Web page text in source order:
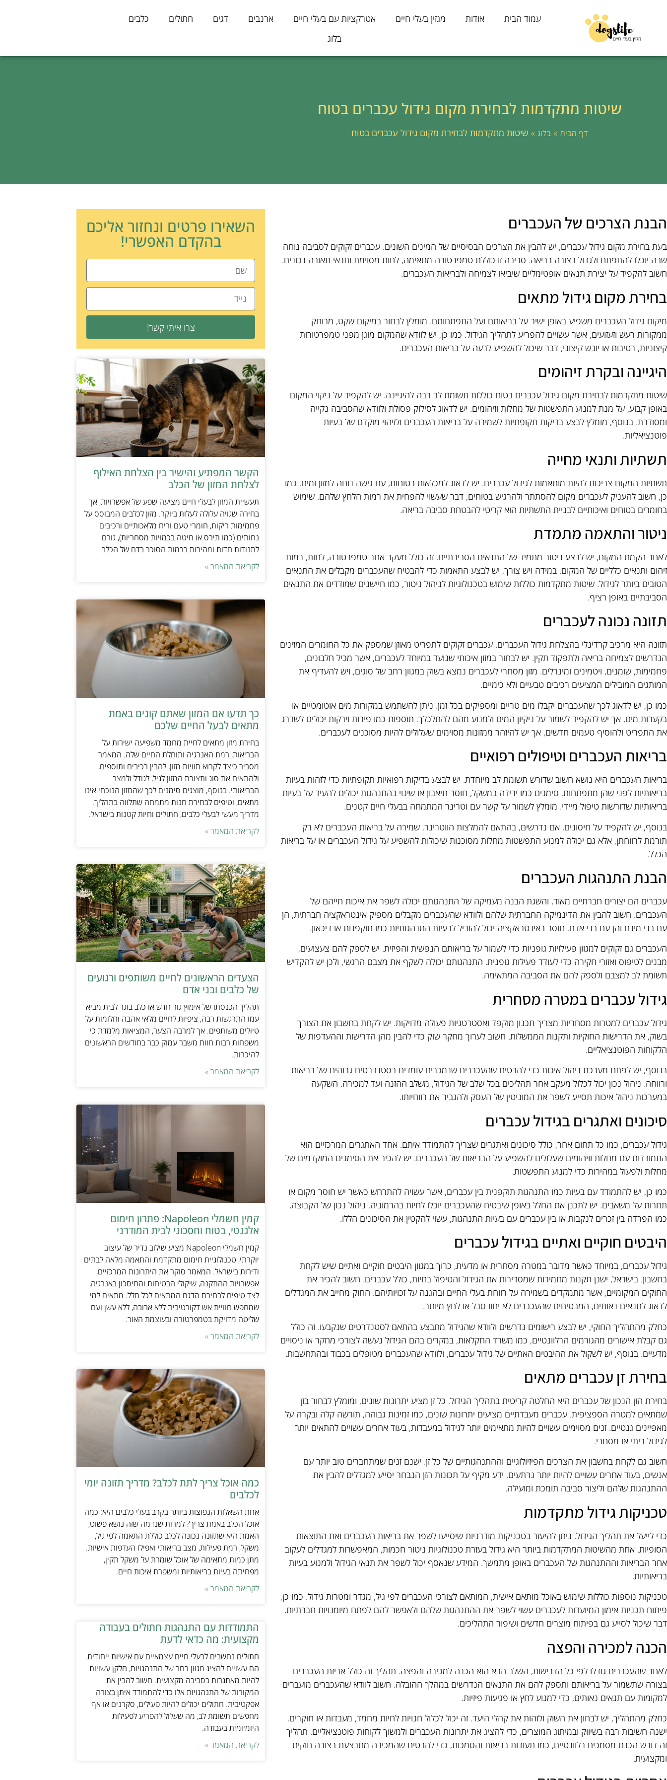
עמוד הבית אודות מגזין בעלי חיים אטרקציות עם בעלי חיים ארנבים דגים חתולים
כלבים
בלוג
שיטות מתקדמות לבחירת מקום גידול עכברים בטוח
דף הבית »בלוג » שיטות מתקדמות לבחירת מקום גידול עכברים בטוח
הבנת הצרכים של העכברים
בעת בחירת מקום גידול עכברים, יש להבין את הצרכים הבסיסיים של המינים השונים. עכברים זקוקים לסביבה נוחה
שבה יוכלו להתפתח ולגדול בצורה בריאה. סביבה זו כוללת טמפרטורה מתאימה, לחות מסוימת ותנאי תאורה נכונים.
חשוב להקפיד על יצירת תנאים אופטימליים שיביאו לצמיחה ולבריאות העכברים.
בחירת מקום גידול מתאים
מיקום גידול העכברים משפיע באופן ישיר על בריאותם ועל התפתחותם. מומלץ לבחור במיקום שקט, מרוחק
ממקורות רעש וזעזועים, אשר עשויים להפריע לתהליך הגידול. כמו כן, יש לוודא שהמקום מוגן מפני טמפרטורות
קיצוניות, רטיבות או יובש קיצוני, דבר שיכול להשפיע לרעה על בריאות העכברים.
היגיינה ובקרת זיהומים
שיטות מתקדמות לבחירת מקום גידול עכברים בטוח כוללות תשומת לב רבה להיגיינה. יש להקפיד על ניקוי המקום
באופן קבוע, על מנת למנוע התפשטות של מחלות וזיהומים. יש לדאוג לסילוק פסולת ולוודא שהסביבה נקייה
ומסודרת. בנוסף, מומלץ לבצע בדיקות תקופתיות לשמירה על בריאות העכברים ולזיהוי מוקדם של בעיות
פוטנציאליות.
תשתיות ותנאי מחייה
תשתיות המקום צריכות להיות מותאמות לגידול עכברים. יש לדאוג למכלאות בטוחות, עם גישה נוחה למזון ומים. כמו
כן, חשוב להעניק לעכברים מקום להסתתר ולהרגיש בטוחים, דבר שעשוי להפחית את רמות הלחץ שלהם. שימוש
בחומרים בטוחים ואיכותיים לבניית התשתיות הוא קריטי להבטחת סביבה בריאה.
ניטור והתאמה מתמדת
לאחר הקמת המקום, יש לבצע ניטור מתמיד של התנאים הסביבתיים. זה כולל מעקב אחר טמפרטורה, לחות, רמות
זיהום ותנאים כלליים של המקום. במידה ויש צורך, יש לבצע התאמות כדי להבטיח שהעכברים מקבלים את התנאים
הטובים ביותר לגידול. שיטות מתקדמות כוללות שימוש בטכנולוגיות לניהול ניטור, כמו חיישנים שמודדים את התנאים
הסביבתיים באופן רציף.
תזונה נכונה לעכברים
תזונה היא מרכיב קרדינלי בהצלחת גידול העכברים. עכברים זקוקים לתפריט מאוזן שמספק את כל החומרים המזינים
הנדרשים לצמיחה בריאה ולתפקוד תקין. יש לבחור במזון איכותי שנועד במיוחד לעכברים, אשר מכיל חלבונים,
פחמימות, שומנים, ויטמינים ומינרלים. מזון מסחרי לעכברים נמצא בשוק במגוון רחב של סוגים, ויש להעדיף את
המותגים המובילים המציעים רכיבים טבעיים ולא כימיים.
כמו כן, יש לדאוג לכך שהעכברים יקבלו מים טריים ומספיקים בכל זמן. ניתן להשתמש במקורות מים אוטומטיים או
בקערות מים, אך יש להקפיד לשמור על ניקיון המים ולמנוע מהם להתלכלך. תוספות כמו פירות וירקות יכולים לשדרג
את התפריט ולהוסיף טעמים חדשים, אך יש להיזהר ממזונות מסוימים שעלולים להיות מסוכנים לעכברים.
בריאות העכברים וטיפולים רפואיים
בריאות העכברים היא נושא חשוב שדורש תשומת לב מיוחדת. יש לבצע בדיקות רפואיות תקופתיות כדי לזהות בעיות
בריאותיות לפני שהן מתפתחות. סימנים כמו ירידה במשקל, חוסר תיאבון או שינוי בהתנהגות יכולים להעיד על בעיות
בריאותיות שדורשות טיפול מיידי. מומלץ לשמור על קשר עם וטרינר המתמחה בבעלי חיים קטנים.
בנוסף, יש להקפיד על חיסונים, אם נדרשים, בהתאם להמלצות הווטרינר. שמירה על בריאות העכברים לא רק
תורמת לרווחתן, אלא גם יכולה למנוע התפשטות מחלות מסוכנות שיכולות להשפיע על גידול העכברים או על בריאות
הכלל.
הבנת התנהגות העכברים
עכברים הם יצורים חברתיים מאוד, והשגת הבנה מעמיקה של התנהגותם יכולה לשפר את איכות חייהם של
העכברים. חשוב להבין את הדינמיקה החברתית שלהם ולוודא שהעכברים מקבלים מספיק אינטראקציה חברתית, הן
עם בני מינם והן עם בני אדם. חוסר באינטראקציה יכול להוביל לבעיות התנהגותיות כמו תוקפנות או דיכאון.
העכברים גם זקוקים למגוון פעילויות גופניות כדי לשמור על בריאותם הנפשית והפיזית. יש לספק להם צעצועים,
מבנים לטיפוס ואזורי חקירה כדי לעודד פעילות גופנית. התנהגותם יכולה לשקף את מצבם הרגשי, ולכן יש להקדיש
תשומת לב למצבם ולספק להם את הסביבה המתאימה.
גידול עכברים במטרה מסחרית
גידול עכברים למטרות מסחריות מצריך תכנון מוקפד ואסטרטגיות פעולה מדויקות. יש לקחת בחשבון את הצורך
בשוק, את הדרישות החוקיות ותקנות הממשלות. חשוב לערוך מחקר שוק כדי להבין מהן הדרישות וההעדפות של
הלקוחות הפוטנציאליים.
בנוסף, יש לפתח מערכת ניהול איכות כדי להבטיח שהעכברים שנמכרים עומדים בסטנדרטים גבוהים של בריאות
ורווחה. ניהול נכון יכול לכלול מעקב אחר תהליכים בכל שלב של הגידול, משלב ההזנה ועד למכירה. השקעה
במערכות ניהול איכות תסייע לשפר את המוניטין של העסק ולהגביר את רווחיותו.
סיכונים ואתגרים בגידול עכברים
גידול עכברים, כמו כל תחום אחר, כולל סיכונים ואתגרים שצריך להתמודד איתם. אחד האתגרים המרכזיים הוא
התמודדות עם מחלות וזיהומים שעלולים להשפיע על הבריאות של העכברים. יש להכיר את הסימנים המוקדמים של
מחלות ולפעול במהירות כדי למנוע התפשטות.
כמו כן, יש להתמודד עם בעיות כמו התנהגות תוקפנית בין עכברים, אשר עשויה להתרחש כאשר יש חוסר מקום או
תחרות על משאבים. יש לתכנן את החלל באופן שיבטיח שהעכברים יוכלו לחיות בהרמוניה. ניהול נכון של הקבוצה,
כמו הפרדה בין זכרים לנקבות או בין עכברים עם בעיות התנהגות, עשוי להקטין את הסיכונים הללו.
היבטים חוקיים ואתיים בגידול עכברים
גידול עכברים, במיוחד כאשר מדובר במטרה מסחרית או מדעית, כרוך במגוון היבטים חוקיים ואתיים שיש לקחת
בחשבון. בישראל, ישנן תקנות מחמירות שמסדירות את הגידול והטיפול בחיות, כולל עכברים. חשוב להכיר את
החוקים המקומיים, אשר מתמקדים בשמירה על רווחת בעלי החיים ובהגנה על זכויותיהם. החוק מחייב את המגדלים
לדאוג לתנאים נאותים, המבטיחים שהעכברים לא יחוו סבל או לחץ מיותר.
כחלק מהתהליך החוקי, יש לבצע רישומים נדרשים ולוודא שהגידול מתבצע בהתאם לסטנדרטים שנקבעו. זה כולל
גם קבלת אישורים מהגורמים הרלוונטיים, כמו משרד החקלאות, במקרים בהם הגידול נעשה לצורכי מחקר או ניסויים
מדעיים. בנוסף, יש לשקול את ההיבטים האתיים של גידול עכברים, ולוודא שהעכברים מטופלים בכבוד ובהתחשבות.
בחירת זן עכברים מתאים
בחירת הזן הנכון של עכברים היא החלטה קריטית בתהליך הגידול. כל זן מציע יתרונות שונים, ומומלץ לבחור בזן
שמתאים למטרה הספציפית. עכברים מעבדתיים מציעים יתרונות שונים, כמו זמינות גבוהה, תורשה קלה ובקרה על
מאפיינים גנטיים. זנים מסוימים עשויים להיות מתאימים יותר לגידול במעבדות, בעוד אחרים עשויים להתאים יותר
לגידול ביתי או מסחרי.
חשוב גם לקחת בחשבון את הצרכים הפיזיולוגיים וההתנהגותיים של כל זן. ישנם זנים שמתחברים טוב יותר עם
אנשים, בעוד אחרים עשויים להיות יותר נרתעים. ידע מקיף על תכונות הזן הנבחר יסייע למגדלים להבין את
ההתנהגות שלהם וליצור סביבה תומכת ומועילה.
טכניקות גידול מתקדמות
כדי לייעל את תהליך הגידול, ניתן להיעזר בטכניקות מודרניות שיסייעו לשפר את בריאות העכברים ואת התוצאות
הסופיות. אחת מהשיטות המתקדמות ביותר היא גידול בעזרת טכנולוגיות ניטור חכמות, המאפשרות למגדלים לעקוב
אחר הבריאות וההתנהגות של העכברים באופן מתמשך. המידע שנאסף יכול לשפר את תנאי הגידול ולמנוע בעיות
בריאותיות.
טכניקות נוספות כוללות שימוש באוכל מותאם אישית, המותאם לצורכי העכברים לפי גיל, מגדר ומטרות גידול. כמו כן,
פיתוח תכניות אימון המיועדות לעכברים עשוי לשפר את ההתנהגות שלהם ולאפשר להם לפתח מיומנויות חברתיות,
דבר שיכול לסייע גם בפיתוח מוצרים חדשים ושיפור התהליכים.
הכנה למכירה והפצה
לאחר שהעכברים גודלו לפי כל הדרישות, השלב הבא הוא הכנה למכירה והפצה. תהליך זה כולל אריזת העכברים
בצורה שתשמור על בריאותם ותספק להם את התנאים הנדרשים במהלך ההובלה. חשוב לוודא שהעכברים מועברים
למקומות עם תנאים נאותים, כדי למנוע לחץ או פגיעות פיזיות.
כחלק מהתהליך, יש לבחון את השוק ולזהות את קהלי היעד. זה יכול לכלול חנויות לחיות מחמד, מעבדות או חוקרים.
ישנה חשיבות רבה בשיווק ובמיתוג המוצרים, כדי להציג את יתרונות העכברים ולמשוך לקוחות פוטנציאליים. תהליך
זה דורש הכנת מסמכים רלוונטיים, כמו תעודות בריאות והסמכות, כדי להבטיח שהמכירה מתבצעת בצורה חוקית
ומקצועית.
השאירו פרטים ונחזור אליכם
בהקדם האפשרי!
צרו איתי קשר!
הקשר המפתיע והישיר בין הצלחת האילוף
לצלחת המזון של הכלב
תעשיית המזון לבעלי חיים מציעה שפע של אפשרויות, אך
בחירה שגויה עלולה לעלות ביוקר. מזון לכלבים המבוסס על
פחמימות ריקות, חומרי טעם וריח מלאכותיים ורכיבים
נחותים (כמו תירס או חיטה בכמויות מסחריות), גורם
לתנודות חדות ומהירות ברמות הסוכר בדם של הכלב
לקריאת המאמר »
כך תדעו אם המזון שאתם קונים באמת
מתאים לבעל החיים שלכם
בחירת מזון מתאים לחיית מחמד משפיעה ישירות על
הבריאות, רמת האנרגיה ותוחלת החיים שלה. המאמר
מסביר כיצד לקרוא תוויות מזון, להבין רכיבים ותוספים,
ולהתאים את סוג ותצורת המזון לגיל, לגודל ולמצב
הבריאותי. בנוסף, מוצגים סימנים לכך שהמזון הנוכחי אינו
מתאים, וטיפים לבחירת חנות מתמחה שתלווה בתהליך.
מדריך מעשי לבעלי כלבים, חתולים וחיות קטנות בישראל.
לקריאת המאמר »
הצעדים הראשונים לחיים משותפים ורגועים
של כלבים ובני אדם
תהליך הכנסתו של אימוץ גור חדש או כלב בוגר לבית מביא
עמו התרגשות רבה, ציפיות לחיים מלאי אהבה וחלומות על
טיולים משותפים. אך למרבה הצער, המציאות מלמדת כי
משפחות רבות חוות משבר עמוק כבר בחודשים הראשונים
להיכרות.
לקריאת המאמר »
קמין חשמלי Napoleon: פתרון חימום
אלגנטי, בטוח וחסכוני לבית המודרני
קמין חשמלי Napoleon מציע שילוב נדיר של עיצוב
יוקרתי, טכנולוגיית חימום מתקדמת והתאמה מלאה לבתים
ודירות בישראל. המאמר סוקר את היתרונות המרכזיים,
אפשרויות ההתקנה, שיקולי הבטיחות והחיסכון באנרגיה,
לצד טיפים לבחירת הדגם המתאים לכל חלל. מתאים למי
שמחפש חוויית אש דקורטיבית ללא ארובה, ללא עשן ועם
שליטה מדויקת בטמפרטורה ובעוצמת האור.
לקריאת המאמר »
כמה אוכל צריך לתת לכלב? מדריך תזונה יומי
לכלבים
אחת השאלות הנפוצות ביותר בקרב בעלי כלבים היא: כמה
אוכל הכלב באמת צריך? למרות שנדמה שזה נושא פשוט,
האמת היא שתזונה נכונה לכלב כוללת התאמה לפי גיל,
משקל, רמת פעילות, מצב בריאותי ואפילו העדפות אישיות.
מתן כמות מתאימה של אוכל שומרת על משקל תקין,
מפחיתה בעיות בריאותיות ומשפרת איכות חיים.
לקריאת המאמר »
התמודדות עם התנהגות חתולים בעבודה
מקצועית: מה כדאי לדעת
חתולים נחשבים לבעלי חיים עצמאיים עם אישיות ייחודית.
הם עשויים להציג מגוון רחב של התנהגויות, חלקן עשויות
להיות מאתגרות בסביבה מקצועית. חשוב להבין את
המקורות של התנהגויות אלו כדי להתמודד איתן בצורה
אפקטיבית. חתולים יכולים להיות פעילים, סקרנים או אף
מחפשים תשומת לב, מה שעלול להפריע לפעילות
היומיומית בעבודה.
לקריאת המאמר »